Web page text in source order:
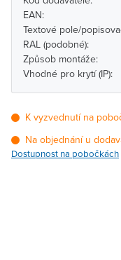
EAN:
Textové pole/
RAL (podobné):
Způsob montáže:
Vhodné pro krytí (IP):
K vyzvednutí na
Na objednání u
Dostupnost na pobočkách